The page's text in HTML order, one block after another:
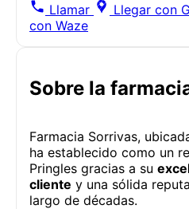
Llamar
Llegar con
con Waze
Sobre la
Farmacia Sorrivas,
ha establecido como un
Pringles gracias a su
cliente y una sólida
largo de décadas.